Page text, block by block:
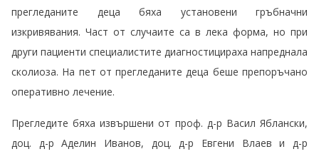
прегледаните деца бяха установени гръбначни
изкривявания. Част от случаите са в лека форма, но при
други пациенти специалистите диагностицираха напреднала
сколиоза. На пет от прегледаните деца беше препоръчано
оперативно лечение.
Прегледите бяха извършени от проф. д-р Васил Яблански,
доц. д-р Аделин Иванов, доц. д-р Евгени Влаев и д-р